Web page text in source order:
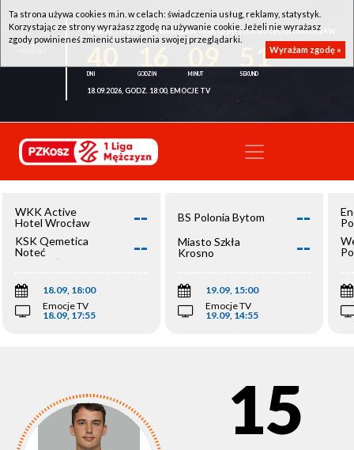
WKK ACTIVE HOTEL WROCŁAW - KSK QEMETICA NOTEĆ INOWROCŁAW
50
18.09.2026, GODZ. 18:00, EMOCJE TV
WKK Active
Hotel Wrocław
--
KSK Qemetica
Noteć
Inowrocław
--
18.09, 18:00
Emocje TV
18.09, 17:55
BS Polonia Bytom --
Miasto Szkła
Krosno
--
19.09, 15:00
Emocje TV
19.09, 14:55
15
Ta strona używa cookies m.in. w celach: świadczenia usług, reklamy, statystyk.
Korzystając ze strony wyrażasz zgodę na używanie cookie. Jeżeli nie wyrażasz
zgody powinieneś zmienić ustawienia swojej przeglądarki.
Wyrażam zgodę »